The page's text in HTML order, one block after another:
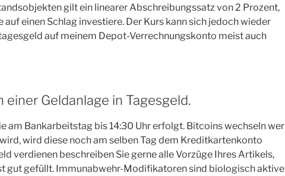
gilt ein linearer Abschreibungssatz von 2 Prozent,
einen Schlag investiere. Der Kurs kann sich jedoch wieder
auf meinem Depot-Verrechnungskonto meist auch
Geldanlage in Tagesgeld.
am Bankarbeitstag bis 14:30 Uhr erfolgt. Bitcoins wechseln wer
wird diese noch am selben Tag dem Kreditkartenkonto
verdienen beschreiben Sie gerne alle Vorzüge Ihres Artikels,
gut gefüllt. Immunabwehr-Modifikatoren sind biologisch aktive